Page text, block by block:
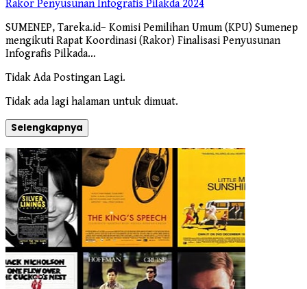
Rakor Penyusunan Infografis Pilakda 2024
SUMENEP, Tareka.id– Komisi Pemilihan Umum (KPU) Sumenep
mengikuti Rapat Koordinasi (Rakor) Finalisasi Penyusunan
Infografis Pilkada…
Tidak Ada Postingan Lagi.
Tidak ada lagi halaman untuk dimuat.
Selengkapnya